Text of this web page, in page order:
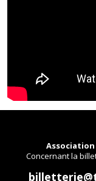
Concernant la